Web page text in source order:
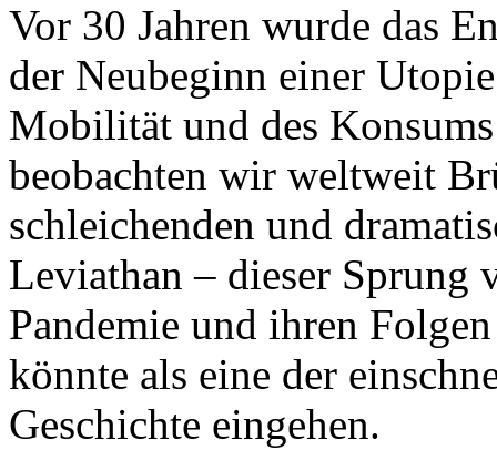
Vor 30 Jahren wurde das
der Neubeginn einer
Mobilität und des
beobachten wir weltweit
schleichenden und
Leviathan – dieser Sprung
Pandemie und ihren
könnte als eine der
Geschichte eingehen.